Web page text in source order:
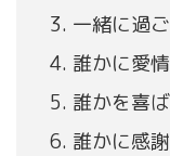
一緒に過
誰かに愛
誰かを喜
誰かに感